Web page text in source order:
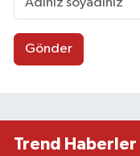
Gönder
Trend Haberler